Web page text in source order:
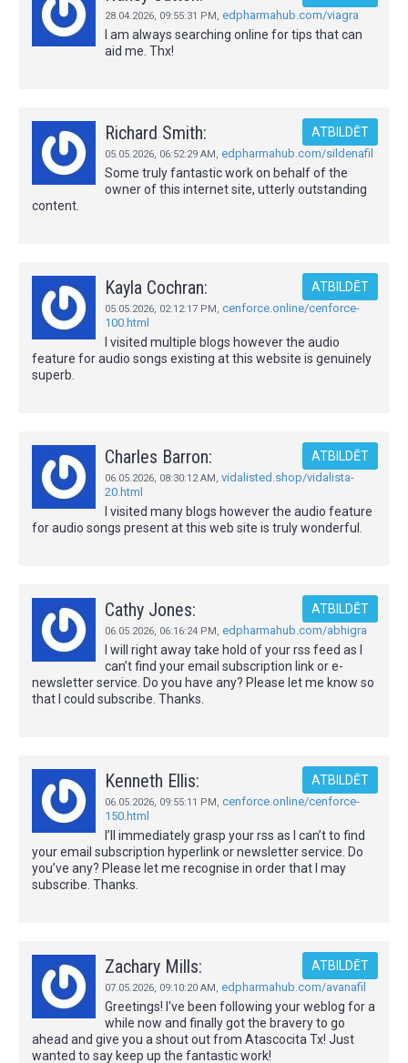
28.04.2026, 09:55:31 PM, edpharmahub.com/viagra
I am always searching online for tips that can
aid me. Thx!
Richard Smith:
05.05.2026, 06:52:29 AM, edpharmahub.com/sildenafil
ATBILDĒT
Some truly fantastic work on behalf of the
owner of this internet site, utterly outstanding
content.
Kayla Cochran:
05.05.2026, 02:12:17 PM, cenforce.online/cenforce-
100.html
ATBILDĒT
I visited multiple blogs however the audio
feature for audio songs existing at this website is genuinely
superb.
Charles Barron:
06.05.2026, 08:30:12 AM, vidalisted.shop/vidalista-
20.html
ATBILDĒT
I visited many blogs however the audio feature
for audio songs present at this web site is truly wonderful.
Cathy Jones:
06.05.2026, 06:16:24 PM, edpharmahub.com/abhigra
ATBILDĒT
I will right away take hold of your rss feed as I
can’t find your email subscription link or e-
newsletter service. Do you have any? Please let me know so
that I could subscribe. Thanks.
Kenneth Ellis:
06.05.2026, 09:55:11 PM, cenforce.online/cenforce-
150.html
ATBILDĒT
I’ll immediately grasp your rss as I can’t to find
your email subscription hyperlink or newsletter service. Do
you’ve any? Please let me recognise in order that I may
subscribe. Thanks.
Zachary Mills:
07.05.2026, 09:10:20 AM, edpharmahub.com/avanafil
ATBILDĒT
Greetings! I've been following your weblog for a
while now and finally got the bravery to go
ahead and give you a shout out from Atascocita Tx! Just
wanted to say keep up the fantastic work!